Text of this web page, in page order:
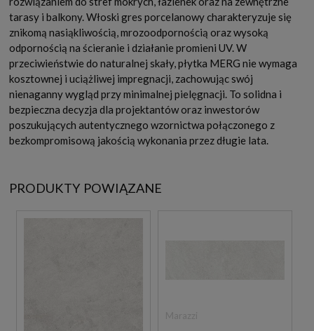
tarasy i balkony. Włoski gres porcelanowy charakteryzuje się
znikomą nasiąkliwością, mrozoodpornością oraz wysoką
odpornością na ścieranie i działanie promieni UV. W
przeciwieństwie do naturalnej skały, płytka MERG nie wymaga
kosztownej i uciążliwej impregnacji, zachowując swój
nienaganny wygląd przy minimalnej pielęgnacji. To solidna i
bezpieczna decyzja dla projektantów oraz inwestorów
poszukujących autentycznego wzornictwa połączonego z
bezkompromisową jakością wykonania przez długie lata.
PRODUKTY POWIĄZANE